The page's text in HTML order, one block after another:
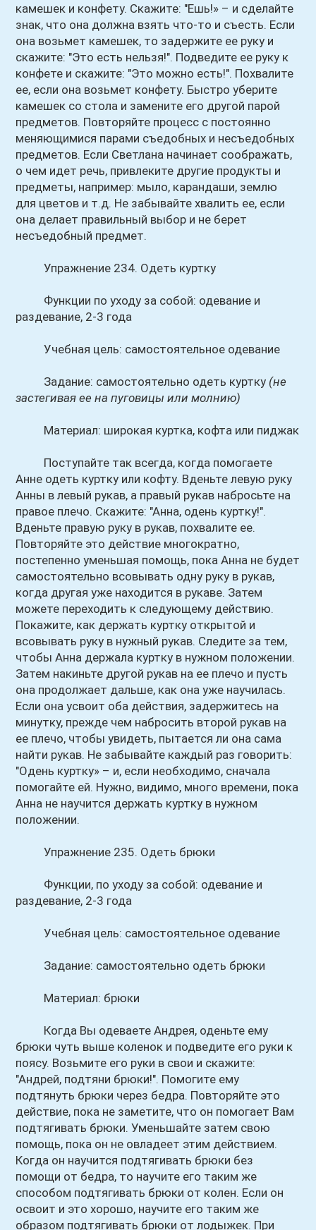
камешек и конфету. Скажите: "Ешь!» – и сделайте
знак, что она должна взять что-то и съесть. Если
она возьмет камешек, то задержите ее руку и
скажите: "Это есть нельзя!". Подведите ее руку к
конфете и скажите: "Это можно есть!". Похвалите
ее, если она возьмет конфету. Быстро уберите
камешек со стола и замените его другой парой
предметов. Повторяйте процесс с постоянно
меняющимися парами съедобных и несъедобных
предметов. Если Светлана начинает соображать,
о чем идет речь, привлеките другие продукты и
предметы, например: мыло, карандаши, землю
для цветов и т.д. Не забывайте хвалить ее, если
она делает правильный выбор и не берет
несъедобный предмет.
Упражнение 234. Одеть куртку
Функции по уходу за собой: одевание и
раздевание, 2-3 года
Учебная цель: самостоятельное одевание
Задание: самостоятельно одеть куртку (не
застегивая ее на пуговицы или молнию)
Материал: широкая куртка, кофта или пиджак
Поступайте так всегда, когда помогаете
Анне одеть куртку или кофту. Вденьте левую руку
Анны в левый рукав, а правый рукав набросьте на
правое плечо. Скажите: "Анна, одень куртку!".
Вденьте правую руку в рукав, похвалите ее.
Повторяйте это действие многократно,
постепенно уменьшая помощь, пока Анна не будет
самостоятельно всовывать одну руку в рукав,
когда другая уже находится в рукаве. Затем
можете переходить к следующему действию.
Покажите, как держать куртку открытой и
всовывать руку в нужный рукав. Следите за тем,
чтобы Анна держала куртку в нужном положении.
Затем накиньте другой рукав на ее плечо и пусть
она продолжает дальше, как она уже научилась.
Если она усвоит оба действия, задержитесь на
минутку, прежде чем набросить второй рукав на
ее плечо, чтобы увидеть, пытается ли она сама
найти рукав. Не забывайте каждый раз говорить:
"Одень куртку» – и, если необходимо, сначала
помогайте ей. Нужно, видимо, много времени, пока
Анна не научится держать куртку в нужном
положении.
Упражнение 235. Одеть брюки
Функции, по уходу за собой: одевание и
раздевание, 2-3 года
Учебная цель: самостоятельное одевание
Задание: самостоятельно одеть брюки
Материал: брюки
Когда Вы одеваете Андрея, оденьте ему
брюки чуть выше коленок и подведите его руки к
поясу. Возьмите его руки в свои и скажите:
"Андрей, подтяни брюки!". Помогите ему
подтянуть брюки через бедра. Повторяйте это
действие, пока не заметите, что он помогает Вам
подтягивать брюки. Уменьшайте затем свою
помощь, пока он не овладеет этим действием.
Когда он научится подтягивать брюки без
помощи от бедра, то научите его таким же
способом подтягивать брюки от колен. Если он
освоит и это хорошо, научите его таким же
образом подтягивать брюки от лодыжек. При